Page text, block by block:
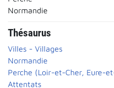
Normandie
Thésaurus
Villes - Villages
Normandie
Perche (Loir-et-Cher, Eure-
Attentats